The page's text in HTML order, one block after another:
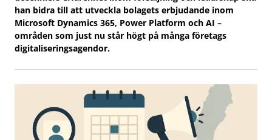
han bidra till att utveckla bolagets erbjudande inom
Microsoft Dynamics 365, Power Platform och AI –
områden som just nu står högt på många företags
digitaliseringsagendor.